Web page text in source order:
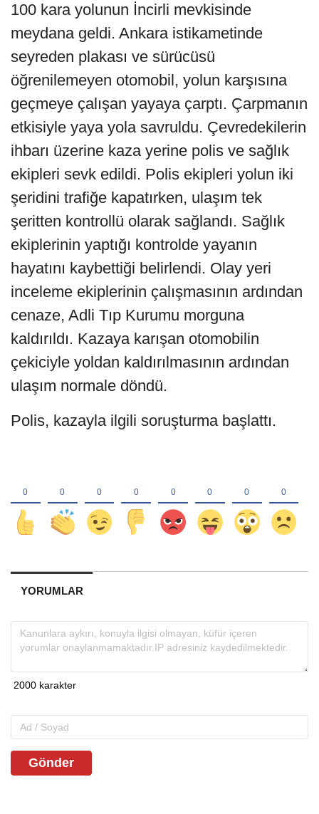
100 kara yolunun İncirli mevkisinde
meydana geldi. Ankara istikametinde
seyreden plakası ve sürücüsü
öğrenilemeyen otomobil, yolun karşısına
geçmeye çalışan yayaya çarptı. Çarpmanın
etkisiyle yaya yola savruldu. Çevredekilerin
ihbarı üzerine kaza yerine polis ve sağlık
ekipleri sevk edildi. Polis ekipleri yolun iki
şeridini trafiğe kapatırken, ulaşım tek
şeritten kontrollü olarak sağlandı. Sağlık
ekiplerinin yaptığı kontrolde yayanın
hayatını kaybettiği belirlendi. Olay yeri
inceleme ekiplerinin çalışmasının ardından
cenaze, Adli Tıp Kurumu morguna
kaldırıldı. Kazaya karışan otomobilin
çekiciyle yoldan kaldırılmasının ardından
ulaşım normale döndü.
Polis, kazayla ilgili soruşturma başlattı.
YORUMLAR
Gönder